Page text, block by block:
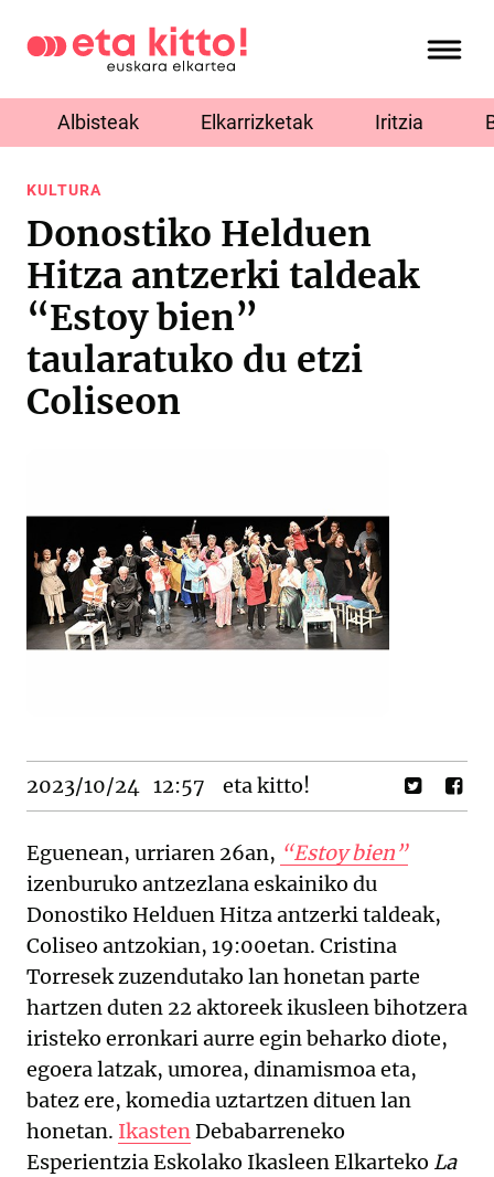
Albisteak Elkarrizketak Iritzia
KULTURA
Donostiko Helduen
Hitza antzerki taldeak
“Estoy bien”
taularatuko du etzi
Coliseon
2023/10/24 12:57 eta kitto!
Eguenean, urriaren 26an, “Estoy bien”
izenburuko antzezlana eskainiko du
Donostiko Helduen Hitza antzerki taldeak,
Coliseo antzokian, 19:00etan. Cristina
Torresek zuzendutako lan honetan parte
hartzen duten 22 aktoreek ikusleen bihotzera
iristeko erronkari aurre egin beharko diote,
egoera latzak, umorea, dinamismoa eta,
batez ere, komedia uztartzen dituen lan
honetan. IkastenDebabarreneko
Esperientzia Eskolako Ikasleen Elkarteko La